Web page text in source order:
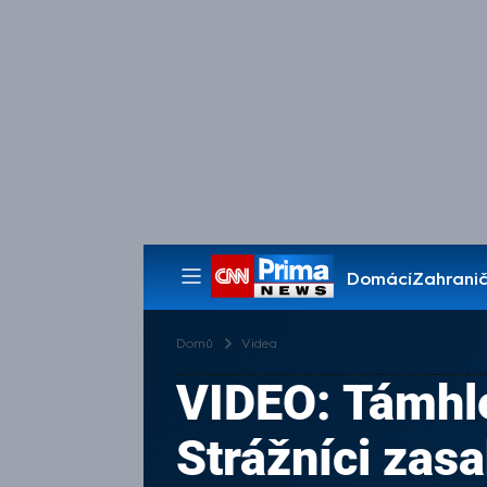
Domácí
Pořady
Domů Videa
VIDEO:
Strážníci